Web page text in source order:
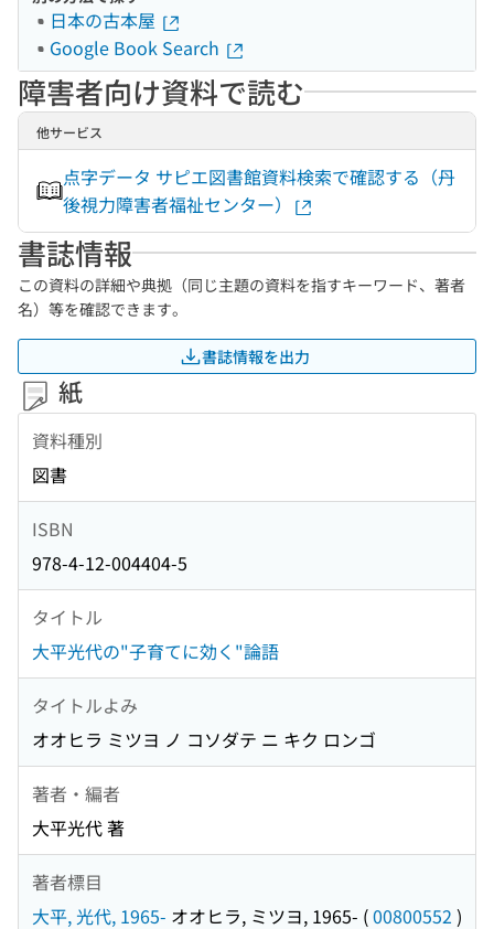
日本の古本屋
Google Book Search
障害者向け資料で読む
他サービス
点字データ サピエ図書館資料検索で確認する（丹
後視力障害者福祉センター）
書誌情報
この資料の詳細や典拠（同じ主題の資料を指すキーワード、著者
名）等を確認できます。
書誌情報を出力
紙
資料種別
図書
ISBN
978-4-12-004404-5
タイトル
大平光代の"子育てに効く"論語
タイトルよみ
オオヒラ ミツヨ ノ コソダテ ニ キク ロンゴ
著者・編者
大平光代 著
著者標目
大平, 光代, 1965- オオヒラ, ミツヨ, 1965- (00800552 )